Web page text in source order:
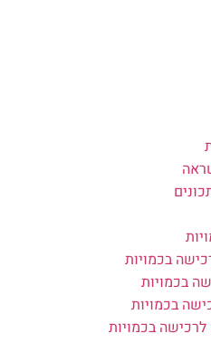
בכמויות
בכמויות
בכמויות
בכמויות